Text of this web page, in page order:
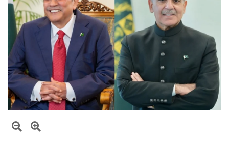
عالمی منڈی میں تیل سستا، پاکستان میں پیٹرول مہنگا کیوں؟
وزیراعظم شہباز شریف کا وفاقی وزارتوں اور ڈویژنز کی کارکردگی کا جامع جائزہ لینے کا
فیصلہ